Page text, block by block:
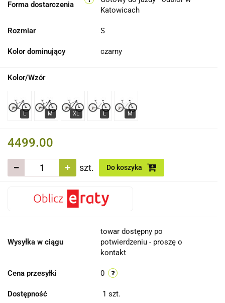
Forma dostarczenia
Katowicach
Rozmiar S
Kolor dominujący czarny
Kolor/Wzór
4499.00
szt. Do koszyka
Wysyłka w ciągu
towar dostępny po
potwierdzeniu - proszę o
kontakt
Cena przesyłki 0
Dostępność 1 szt.